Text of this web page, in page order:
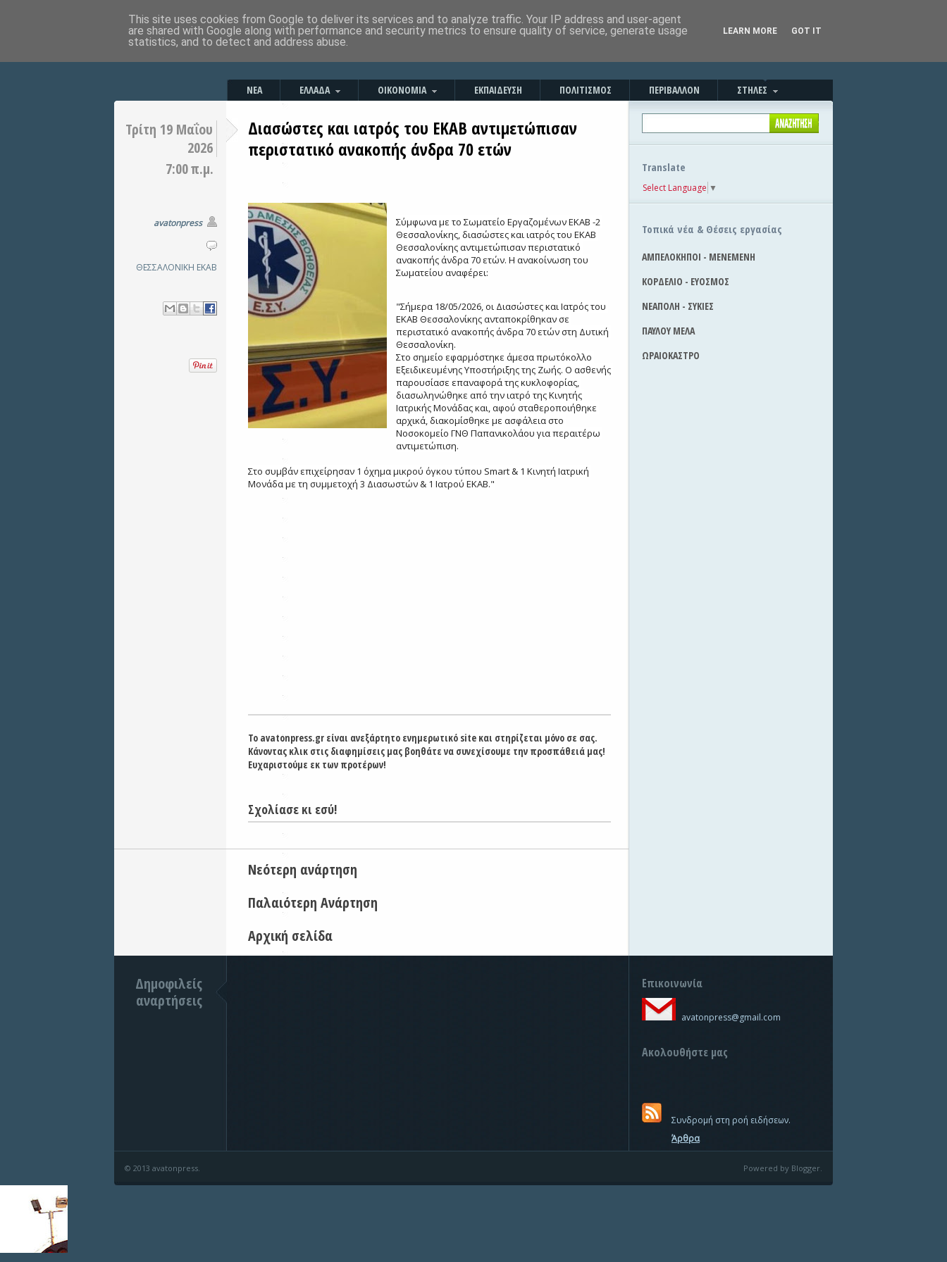
ΝΕΑ ΕΛΛΑΔΑ ΟΙΚΟΝΟΜΙΑ ΕΚΠΑΙΔΕΥΣΗ ΠΟΛΙΤΙΣΜΟΣ ΠΕΡΙΒΑΛΛΟΝ ΣΤΗΛΕΣ
Τρίτη 19 Μαΐου
2026
7:00 π.μ.
avatonpress
ΘΕΣΣΑΛΟΝΙΚΗ EKAB
Διασώστες και ιατρός του ΕΚΑΒ αντιμετώπισαν
περιστατικό ανακοπής άνδρα 70 ετών
Σύμφωνα με το Σωματείο Εργαζομένων ΕΚΑΒ -2
Θεσσαλονίκης, διασώστες και ιατρός του ΕΚΑΒ
Θεσσαλονίκης αντιμετώπισαν περιστατικό
ανακοπής άνδρα 70 ετών. Η ανακοίνωση του
Σωματείου αναφέρει:
"Σήμερα 18/05/2026, οι Διασώστες και Ιατρός του
ΕΚΑΒ Θεσσαλονίκης ανταποκρίθηκαν σε
περιστατικό ανακοπής άνδρα 70 ετών στη Δυτική
Θεσσαλονίκη.
Στο σημείο εφαρμόστηκε άμεσα πρωτόκολλο
Εξειδικευμένης Υποστήριξης της Ζωής. Ο ασθενής
παρουσίασε επαναφορά της κυκλοφορίας,
διασωληνώθηκε από την ιατρό της Κινητής
Ιατρικής Μονάδας και, αφού σταθεροποιήθηκε
αρχικά, διακομίσθηκε με ασφάλεια στο
Νοσοκομείο ΓΝΘ Παπανικολάου για περαιτέρω
αντιμετώπιση.
Στο συμβάν επιχείρησαν 1 όχημα μικρού όγκου τύπου Smart & 1 Κινητή Ιατρική
Το avatonpress.gr είναι ανεξάρτητο ενημερωτικό site και στηρίζεται μόνο σε σας.
Κάνοντας κλικ στις διαφημίσεις μας βοηθάτε να συνεχίσουμε την προσπάθειά μας!
Ευχαριστούμε εκ των προτέρων!
Σχολίασε κι εσύ!
Νεότερη ανάρτηση
Παλαιότερη Ανάρτηση
Αρχική σελίδα
Translate
Select Language ▼
Τοπικά νέα & Θέσεις εργασίας
ΑΜΠΕΛΟΚΗΠΟΙ - ΜΕΝΕΜΕΝΗ
ΚΟΡΔΕΛΙΟ - ΕΥΟΣΜΟΣ
ΝΕΑΠΟΛΗ - ΣΥΚΙΕΣ
ΠΑΥΛΟΥ ΜΕΛΑ
ΩΡΑΙΟΚΑΣΤΡΟ
Δημοφιλείς
αναρτήσεις
Επικοινωνία
avatonpress@gmail.com
Ακολουθήστε μας
Συνδρομή στη ροή ειδήσεων.
Άρθρα
© 2013 avatonpress. Powered by Blogger.
This site uses cookies from Google to deliver its services and to analyze traffic. Your IP address and user-agent
are shared with Google along with performance and security metrics to ensure quality of service, generate usage
statistics, and to detect and address abuse.
LEARN MORE GOT IT